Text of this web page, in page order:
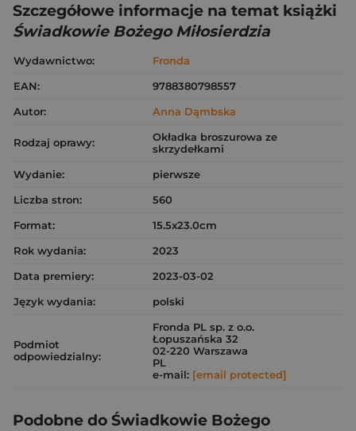
Szczegółowe informacje na temat książki
Świadkowie Bożego Miłosierdzia
Wydawnictwo:
Fronda
EAN:
9788380798557
Autor:
Anna Dąmbska
Rodzaj oprawy:
Okładka broszurowa ze
skrzydełkami
Wydanie:
pierwsze
Liczba stron:
560
Format:
15.5x23.0cm
Rok wydania:
2023
Data premiery:
2023-03-02
Język wydania:
polski
Podmiot
odpowiedzialny:
Fronda PL sp. z o.o.
Łopuszańska 32
02-220 Warszawa
PL
e-mail: [email protected]
Podobne do Świadkowie Bożego